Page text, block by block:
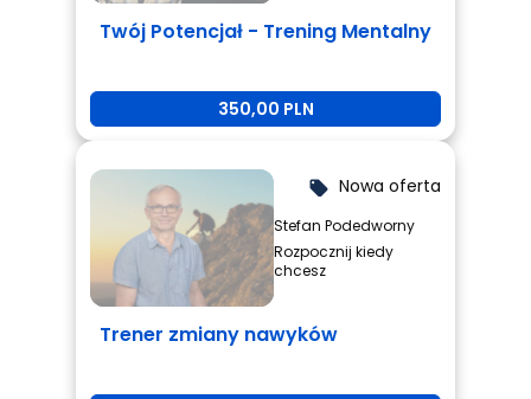
Twój Potencjał - Trening Mentalny
350,00 PLN
local_offer Nowa oferta
Stefan Podedworny
Rozpocznij kiedy
chcesz
Trener zmiany nawyków